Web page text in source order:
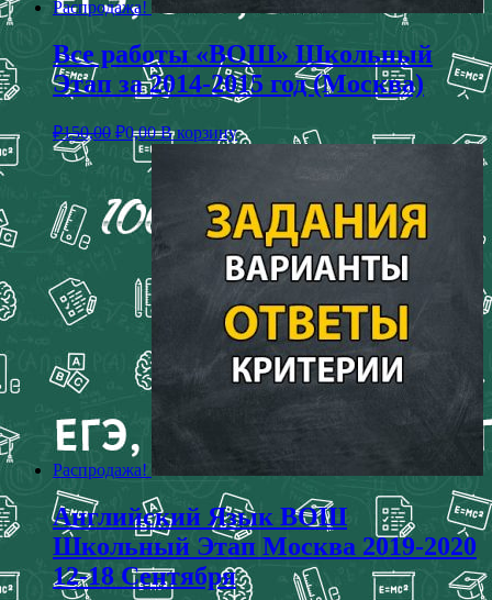
Распродажа!
Все работы «ВОШ» Школьный
Этап за 2014-2015 год (Москва)
₽150,00 ₽0,00 В корзину
Распродажа!
Английский Язык ВОШ
Школьный Этап Москва 2019-2020
12-18 Сентября